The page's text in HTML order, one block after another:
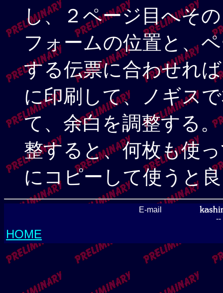
し、２ページ目へそ
フォームの位置と、
する伝票に合わせれ
に印刷して、ノギス
て、余白を調整する
整すると、何枚も使
にコピーして使うと
E-mail
--
HOME